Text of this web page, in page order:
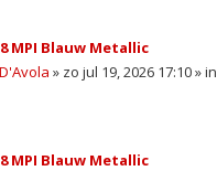
MPI Blauw Metallic
» zo jul 19, 2026 17:10 » in
MPI Blauw Metallic